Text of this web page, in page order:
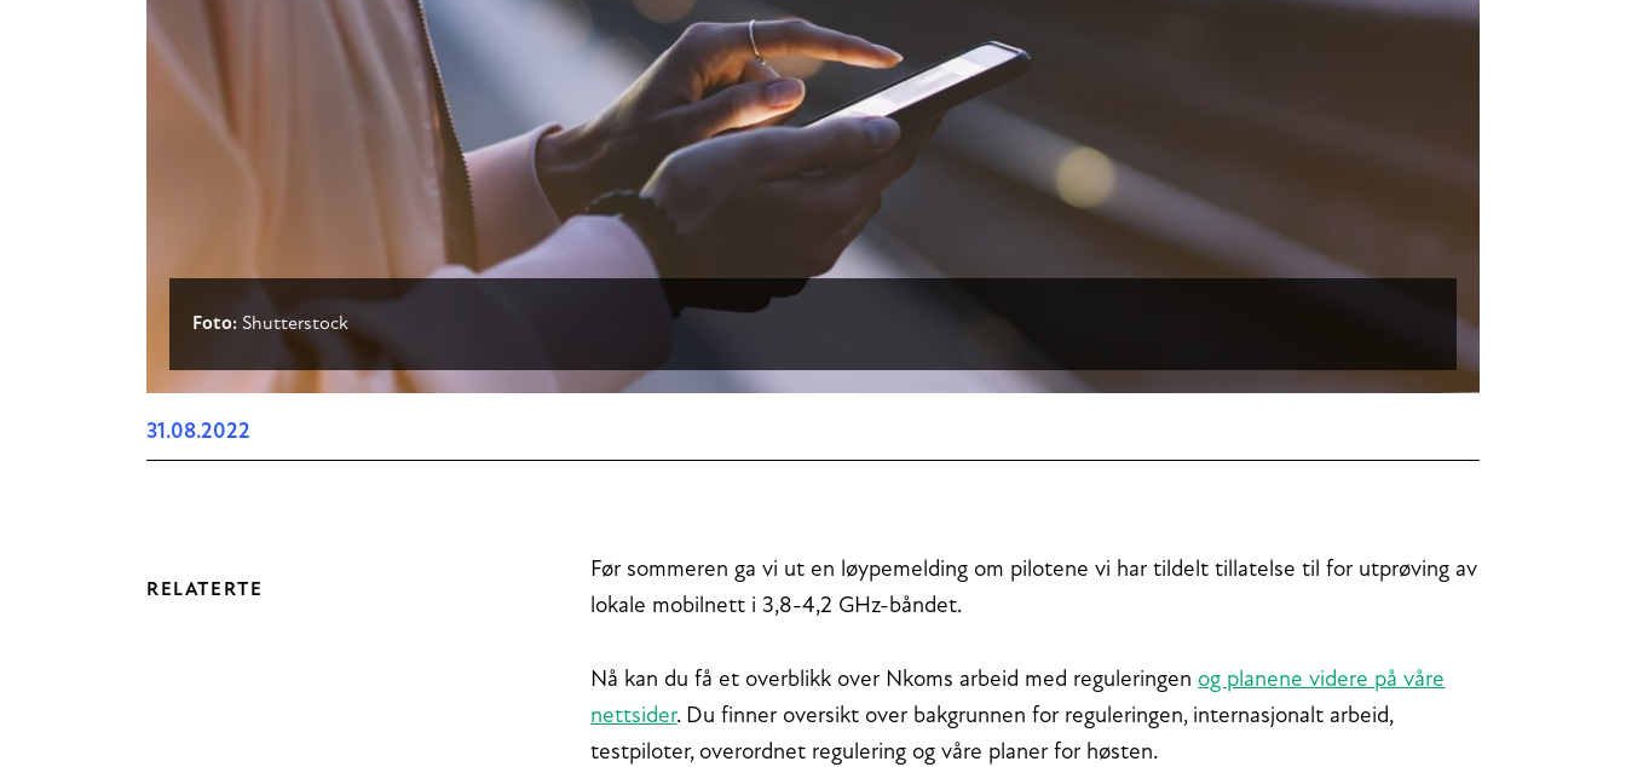
Foto: Shutterstock
31.08.2022
RELATERTE
Før sommeren ga vi ut en løypemelding om pilotene vi har tildelt tillatelse til for utprøving av
lokale mobilnett i 3,8-4,2 GHz-båndet.
Nå kan du få et overblikk over Nkoms arbeid med reguleringen og planene videre på våre
nettsider. Du finner oversikt over bakgrunnen for reguleringen, internasjonalt arbeid,
testpiloter, overordnet regulering og våre planer for høsten.